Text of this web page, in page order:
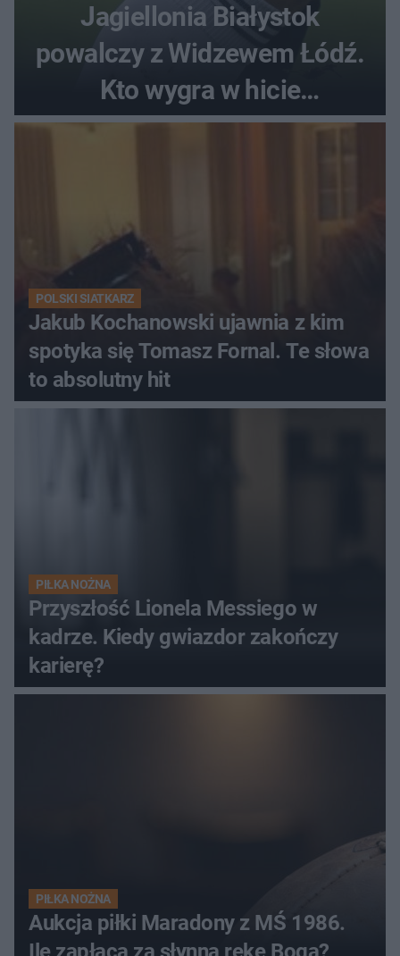
Jagiellonia Białystok
powalczy z Widzewem Łódź.
Kto wygra w hicie
Ekstraklasy?
POLSKI SIATKARZ
Jakub Kochanowski ujawnia z kim
spotyka się Tomasz Fornal. Te słowa
to absolutny hit
PIŁKA NOŻNA
Przyszłość Lionela Messiego w
kadrze. Kiedy gwiazdor zakończy
karierę?
PIŁKA NOŻNA
Aukcja piłki Maradony z MŚ 1986.